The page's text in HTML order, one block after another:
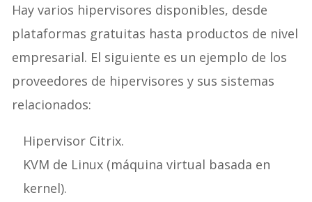
Hay varios hipervisores disponibles, desde
plataformas gratuitas hasta productos de nivel
empresarial. El siguiente es un ejemplo de los
proveedores de hipervisores y sus sistemas
relacionados:
Hipervisor Citrix.
KVM de Linux (máquina virtual basada en
kernel).